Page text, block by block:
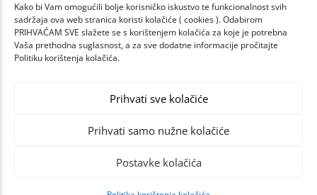
Kako bi Vam omogućili bolje korisničko iskustvo te funkcionalnost svih
sadržaja ova web stranica koristi kolačiće ( cookies ). Odabirom
PRIHVAĆAM SVE slažete se s korištenjem kolačića za koje je potrebna
Vaša prethodna suglasnost, a za sve dodatne informacije pročitajte
Politiku korištenja kolačića.
Prihvati sve kolačiće
Prihvati samo nužne kolačiće
Postavke kolačića